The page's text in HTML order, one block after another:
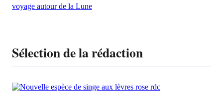
voyage autour de la Lune
Sélection de la rédaction